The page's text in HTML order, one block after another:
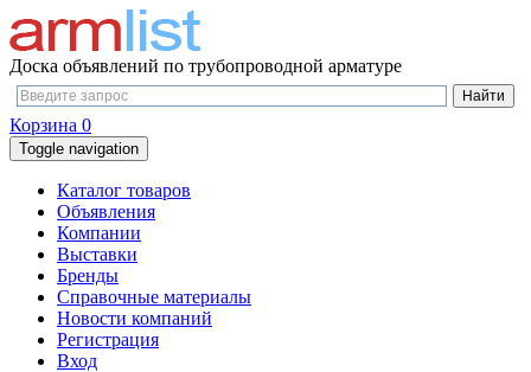
Доска объявлений по трубопроводной арматуре
Корзина 0
Toggle navigation
Каталог товаров
Объявления
Компании
Выставки
Бренды
Справочные материалы
Новости компаний
Регистрация
Вход